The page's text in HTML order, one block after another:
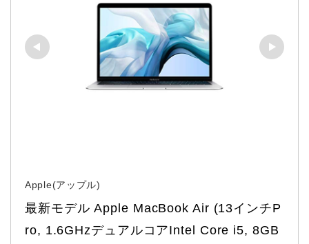
Apple(アップル)
最新モデル Apple MacBook Air (13インチP
ro, 1.6GHzデュアルコアIntel Core i5, 8GB